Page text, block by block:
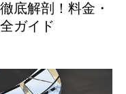
底解剖！料金・
ガイド